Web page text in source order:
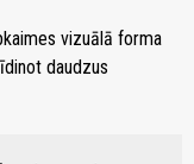
vizuālā forma
daudzus